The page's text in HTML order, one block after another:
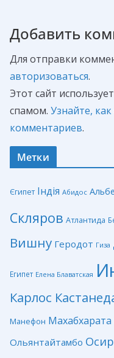
Добавить
Для отправки
авторизоваться.
Этот сайт
спамом. Узнайте,
комментариев.
Метки
Єгипет Індія Абидос
Скляров Атлантида
Вишну Геродот Гиза
Египет Елена Блаватская
Карлос
Манефон Махабхарата
Ольянтайтамбо